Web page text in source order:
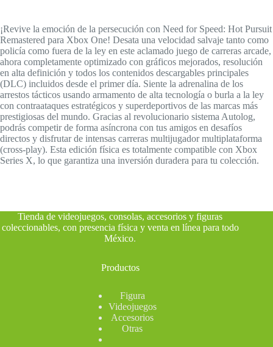
¡Revive la emoción de la persecución con Need for Speed: Hot Pursuit
Remastered para Xbox One! Desata una velocidad salvaje tanto como
policía como fuera de la ley en este aclamado juego de carreras arcade,
ahora completamente optimizado con gráficos mejorados, resolución
en alta definición y todos los contenidos descargables principales
(DLC) incluidos desde el primer día. Siente la adrenalina de los
arrestos tácticos usando armamento de alta tecnología o burla a la ley
con contraataques estratégicos y superdeportivos de las marcas más
prestigiosas del mundo. Gracias al revolucionario sistema Autolog,
podrás competir de forma asíncrona con tus amigos en desafíos
directos y disfrutar de intensas carreras multijugador multiplataforma
(cross-play). Esta edición física es totalmente compatible con Xbox
Series X, lo que garantiza una inversión duradera para tu colección.
Tienda de videojuegos, consolas, accesorios y figuras
coleccionables, con presencia física y venta en línea para todo
México.
Productos
Figura
Videojuegos
Accesorios
Otras